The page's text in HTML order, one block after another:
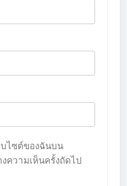
บไซต์ของฉันบน
ความเห็นครั้งถัดไป